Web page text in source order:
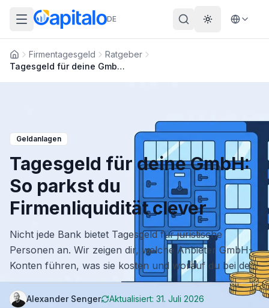
DE Theme
Startseite
Firmentagesgeld
Ratgeber
Tagesgeld für deine GmbH: So parkst du Firmenliquidität clever
Geldanlagen
Tagesgeld für deine GmbH:
So parkst du
Firmenliquidität clever
Nicht jede Bank bietet Tagesgeld für juristische
Personen an. Wir zeigen dir, welche Anbieter GmbH-
Konten führen, was sie kosten und worauf du bei der
Kontoeröffnung achten musst.
Alexander Senger Aktualisiert: 31. Juli 2026